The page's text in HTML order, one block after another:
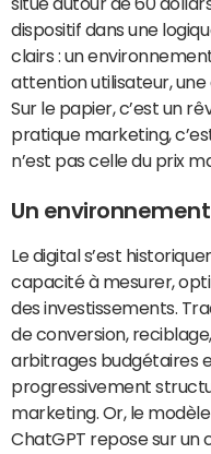
dispositif dans une
clairs : un
attention utilisateur, une
Sur le papier, c’est un
pratique marketing,
n’est pas celle du prix
Un
Le digital s’est
capacité à mesurer,
des investissements.
de conversion,
arbitrages budgétaires
progressivement
marketing. Or, le
ChatGPT repose sur un